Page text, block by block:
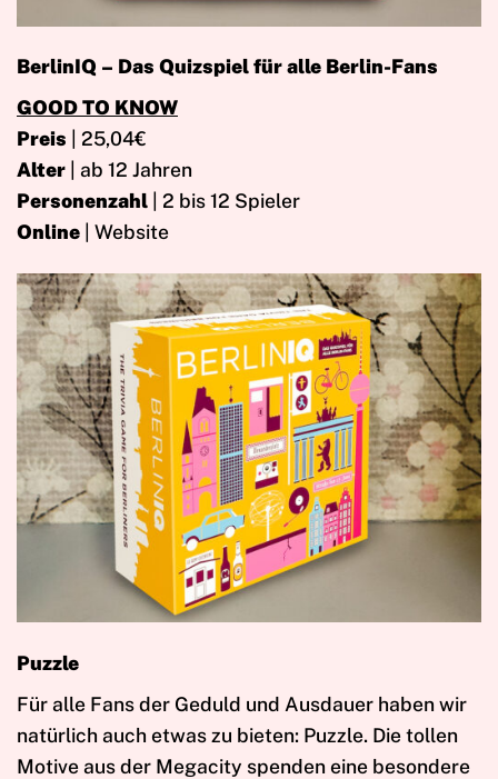
BerlinIQ – Das Quizspiel für alle Berlin-Fans
GOOD TO KNOW
Preis | 25,04€
Alter | ab 12 Jahren
Personenzahl | 2 bis 12 Spieler
Online | Website
Puzzle
Für alle Fans der Geduld und Ausdauer haben wir
natürlich auch etwas zu bieten: Puzzle. Die tollen
Motive aus der Megacity spenden eine besondere